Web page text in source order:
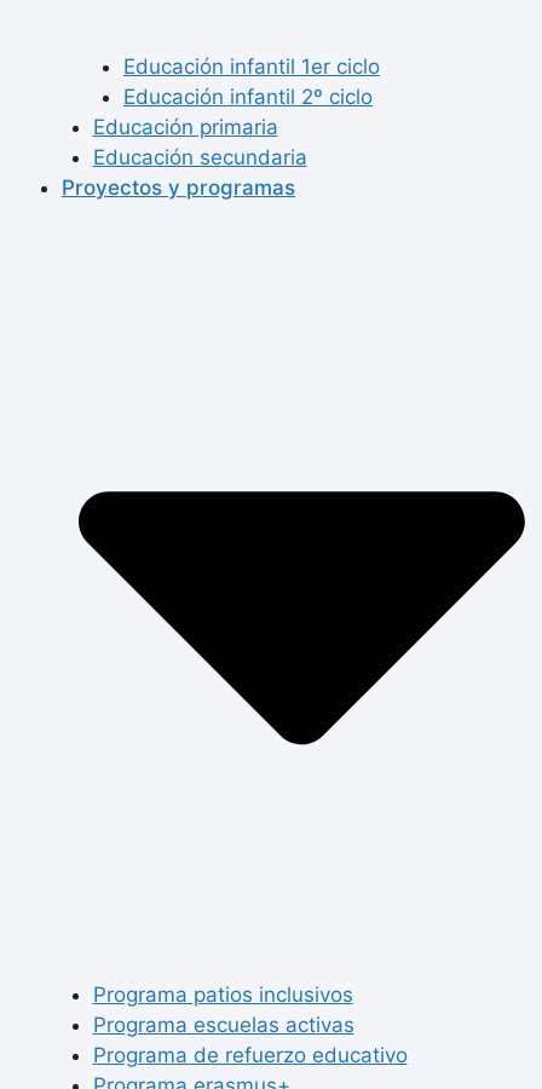
Educación infantil 1er ciclo
Educación infantil 2º ciclo
Educación primaria
Educación secundaria
Proyectos y programas
Programa patios inclusivos
Programa escuelas activas
Programa de refuerzo educativo